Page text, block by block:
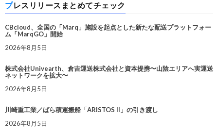
プレスリリースまとめてチェック
CBcloud、全国の「Marq」施設を起点とした新たな配送プラットフォー
ム「MarqGO」開始
2026年8月5日
株式会社Univearth、倉吉運送株式会社と資本提携〜山陰エリアへ実運送
ネットワークを拡大〜
2026年8月5日
川崎重工業／ばら積運搬船「ARISTOS II」の引き渡し
2026年8月5日